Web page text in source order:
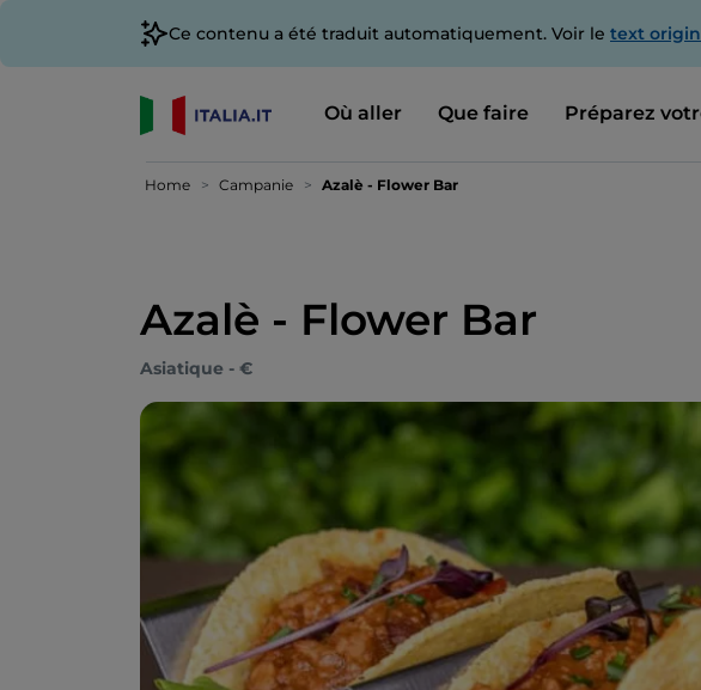
Ce contenu a été traduit automatiquement. Voir le text
Où aller Que faire Préparez
Home Campanie Azalè - Flower Bar
Azalè - Flower Bar
Asiatique - €